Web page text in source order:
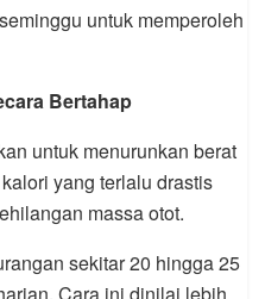
untuk memperoleh
Bertahap
untuk menurunkan berat
yang terlalu drastis
massa otot.
sekitar 20 hingga 25
Cara ini dinilai lebih